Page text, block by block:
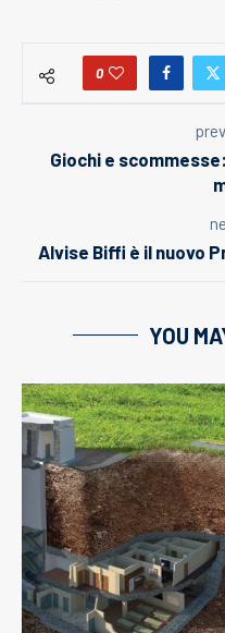
0
Giochi e
Alvise Biffi è il nuovo
YOU